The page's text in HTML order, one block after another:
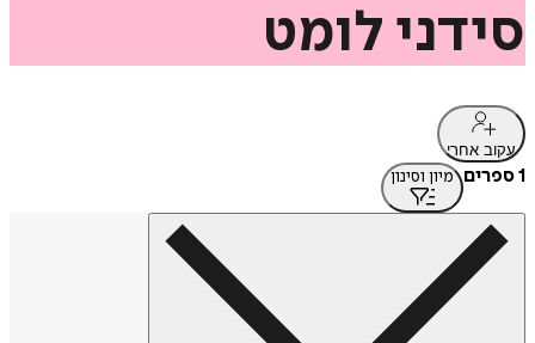
סידני לומט
עקוב אחרי
1 ספרים מיון וסינון